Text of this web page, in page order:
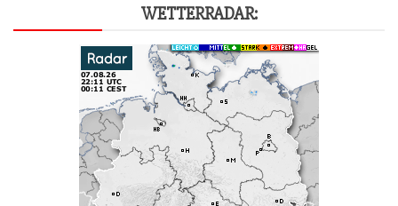
WET­TER­RA­DAR: